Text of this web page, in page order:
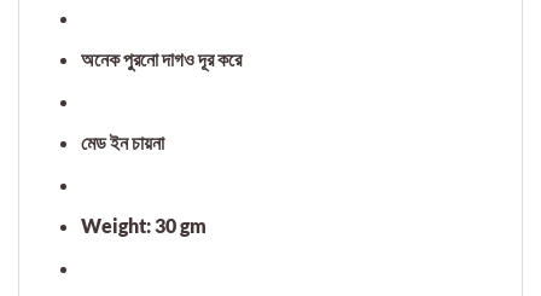
অনেক পুরনো দাগও দূর করে
মেড ইন চায়না
Weight: 30 gm